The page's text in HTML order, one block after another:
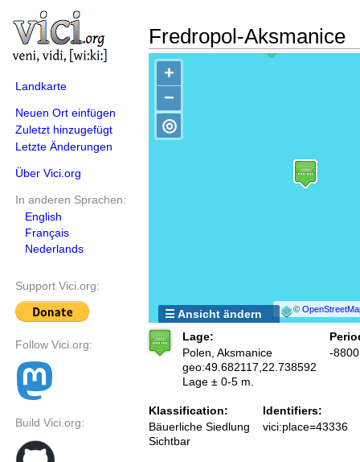
Landkarte
Neuen Ort einfügen
Zuletzt hinzugefügt
Letzte Änderungen
Über Vici.org
In anderen Sprachen:
English
Français
Nederlands
Support Vici.org:
Follow Vici.org:
Build Vici.org:
Fredropol-Aksmanice
+
−
©
◎
☰ Ansicht ändern
Lage:
Polen, Aksmanice
geo:49.682117,22.738592
Lage ± 0-5 m.
-
Klassification:
Bäuerliche Siedlung
Sichtbar
Identifiers:
vici:place=43336